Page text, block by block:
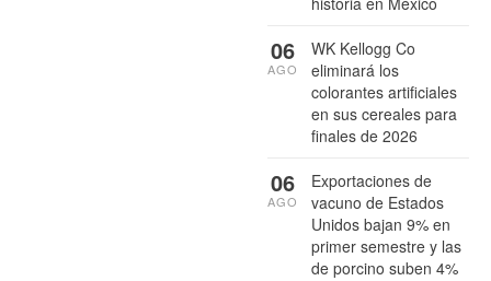
WK Kellogg Co
eliminará los
colorantes artificiales
en sus cereales para
finales de 2026
06
AGO
Exportaciones de
vacuno de Estados
Unidos bajan 9% en
primer semestre y las
de porcino suben 4%
06
AGO